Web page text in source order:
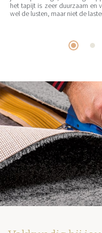
het tapijt is zeer duurzaam en
wel de lusten, maar niet de